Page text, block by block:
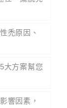
禿原因、
大方案幫您
響因素，